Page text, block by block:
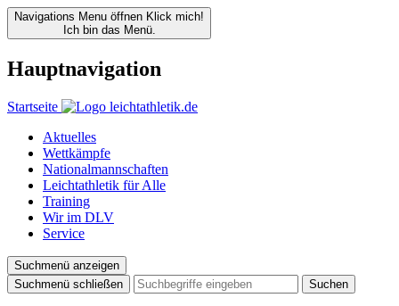
Navigations Menu öffnen Klick mich!
Ich bin das Menü.
Hauptnavigation
Startseite
Aktuelles
Wettkämpfe
Nationalmannschaften
Leichtathletik für Alle
Training
Wir im DLV
Service
Suchmenü anzeigen
Suchmenü schließen
Suchen